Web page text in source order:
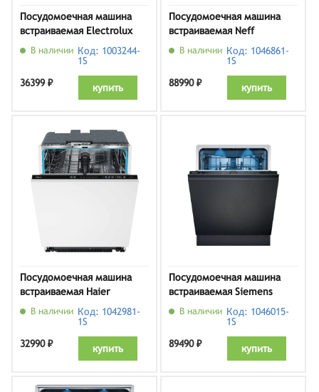
Посудомоечная машина
встраиваемая Electrolux
EEA22100L
В наличии Код: 1003244-
1S
36399 ₽
купить
Посудомоечная машина
встраиваемая Neff
S155HTX06E
В наличии Код: 1046861-
1S
88990 ₽
купить
Посудомоечная машина
встраиваемая Haier
HDWE14-592RU
В наличии Код: 1042981-
1S
32990 ₽
купить
Посудомоечная машина
встраиваемая Siemens
SN65ZX07CE
В наличии Код: 1046015-
1S
89490 ₽
купить